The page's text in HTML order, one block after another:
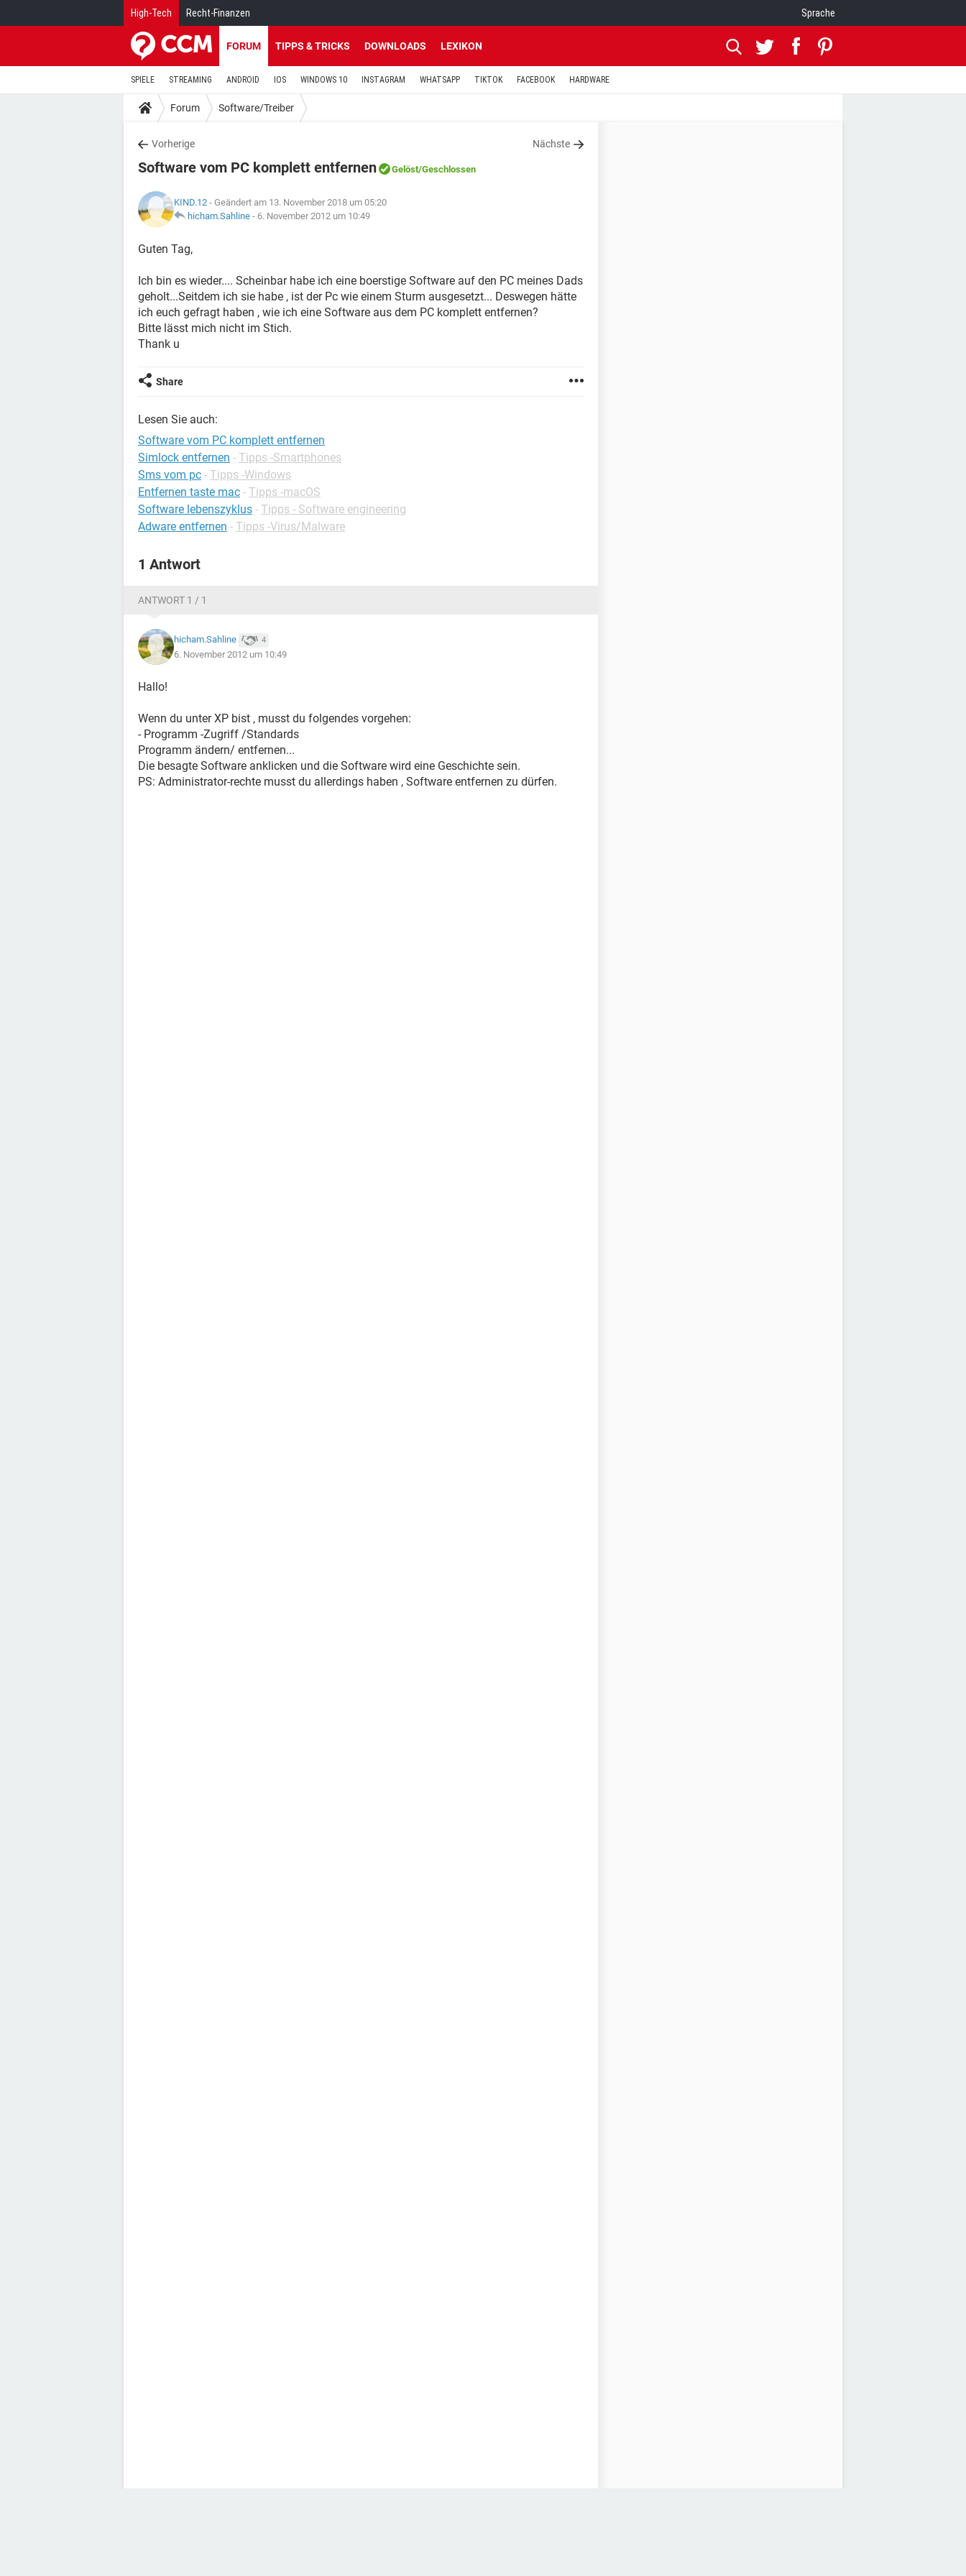
High-Tech Recht-Finanzen Sprache
FORUM TIPPS & TRICKS DOWNLOADS LEXIKON
SPIELE STREAMING ANDROID IOS WINDOWS 10 INSTAGRAM WHATSAPP TIKTOK FACEBOOK HARDWARE
Forum Software/Treiber
Vorherige Nächste
Software vom PC komplett entfernen Gelöst/Geschlossen
KIND.12 - Geändert am 13. November 2018 um 05:20
hicham.Sahline - 6. November 2012 um 10:49
Guten Tag,
Ich bin es wieder.... Scheinbar habe ich eine boerstige Software auf den PC meines Dads
geholt...Seitdem ich sie habe , ist der Pc wie einem Sturm ausgesetzt... Deswegen hätte
ich euch gefragt haben , wie ich eine Software aus dem PC komplett entfernen?
Bitte lässt mich nicht im Stich.
Thank u
Share
Lesen Sie auch:
Software vom PC komplett entfernen
Simlock entfernen - Tipps -Smartphones
Sms vom pc - Tipps -Windows
Entfernen taste mac - Tipps -macOS
Software lebenszyklus - Tipps - Software engineering
Adware entfernen - Tipps -Virus/Malware
1 Antwort
ANTWORT 1 / 1
hicham.Sahline 4
6. November 2012 um 10:49
Hallo!
Wenn du unter XP bist , musst du folgendes vorgehen:
- Programm -Zugriff /Standards
Programm ändern/ entfernen...
Die besagte Software anklicken und die Software wird eine Geschichte sein.
PS: Administrator-rechte musst du allerdings haben , Software entfernen zu dürfen.